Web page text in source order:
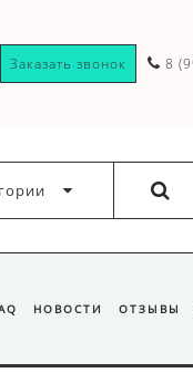
Заказать звонок 8
НОВОСТИ ОТЗЫВЫ